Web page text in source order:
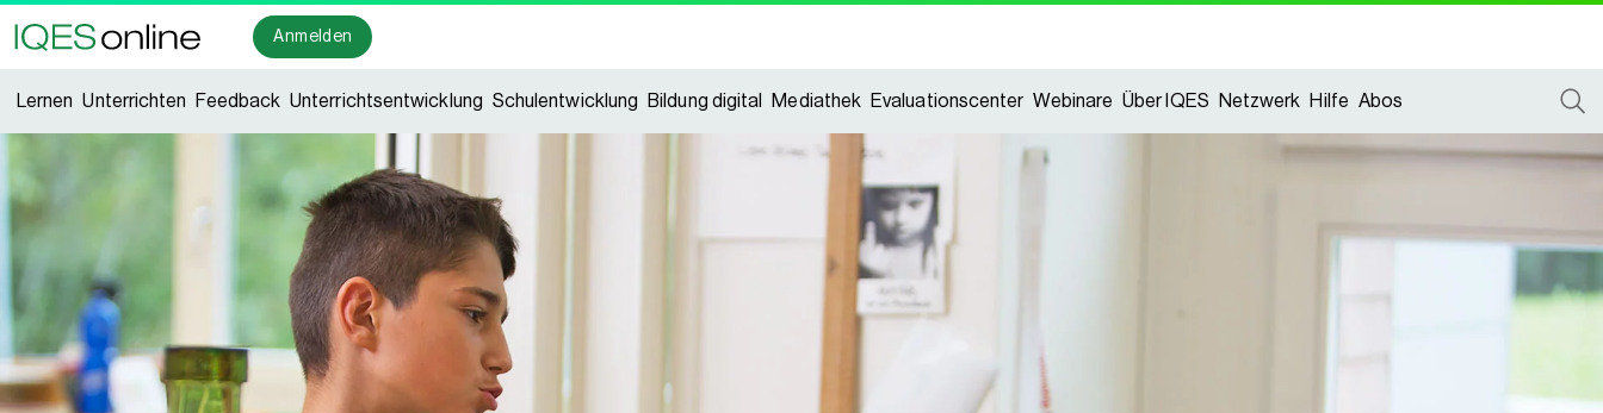
Anmelden
Lernen Unterrichten Feedback Unterrichtsentwicklung Schulentwicklung Bildung digital Mediathek Evaluationscenter Webinare Über IQES Netzwerk Hilfe Abos